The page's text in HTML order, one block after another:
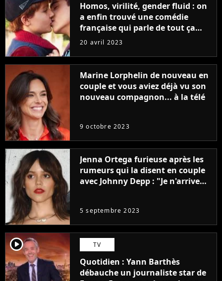
Homos, virilité, gender fluid : on
a enfin trouvé une comédie
française qui parle de tout ça
sans être super ringarde
20 avril 2023
Marine Lorphelin de nouveau en
couple et vous aviez déjà vu son
nouveau compagnon... à la télé
9 octobre 2023
Jenna Ortega furieuse après les
rumeurs qui la disent en couple
avec Johnny Depp : "Je n'arrive
5 septembre 2023
player2 TV
Quotidien : Yann Barthès
débauche un journaliste star de